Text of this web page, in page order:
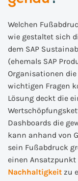
Welchen
wie gestaltet sich
dem SAP
(ehemals SAP
Organisationen
wichtigen Fragen
Lösung deckt die
Dashboards die
kann anhand von
sein Fußabdruck
einen
Nachhaltigkeit zu